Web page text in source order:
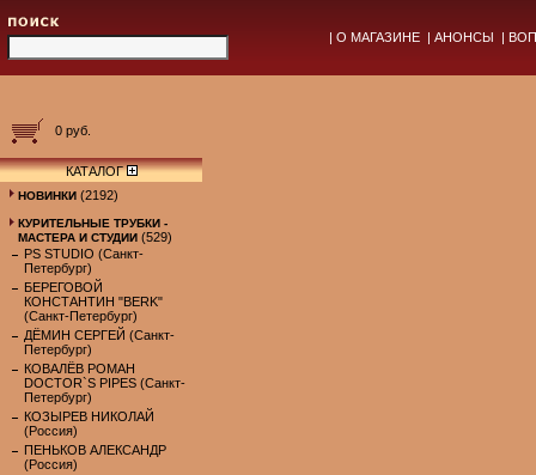
| О МАГАЗИНЕ | АНОНСЫ |
0 руб.
КАТАЛОГ
НОВИНКИ (2192)
КУРИТЕЛЬНЫЕ ТРУБКИ -
МАСТЕРА И СТУДИИ (529)
PS STUDIO (Санкт-
Петербург)
БЕРЕГОВОЙ
КОНСТАНТИН "BERK"
(Санкт-Петербург)
ДЁМИН СЕРГЕЙ (Санкт-
Петербург)
КОВАЛЁВ РОМАН
DOCTOR`S PIPES (Санкт-
Петербург)
КОЗЫРЕВ НИКОЛАЙ
(Россия)
ПЕНЬКОВ АЛЕКСАНДР
(Россия)